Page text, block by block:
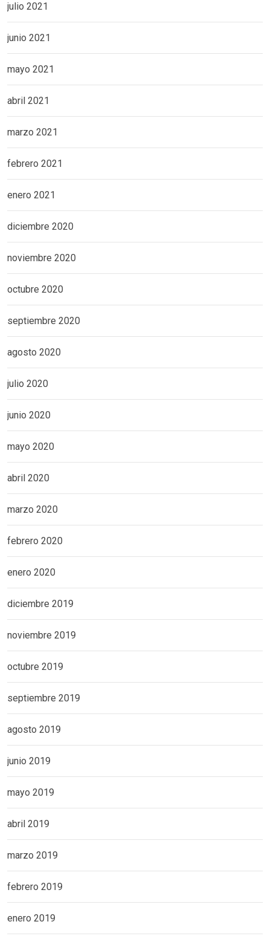
julio 2021
junio 2021
mayo 2021
abril 2021
marzo 2021
febrero 2021
enero 2021
diciembre 2020
noviembre 2020
octubre 2020
septiembre 2020
agosto 2020
julio 2020
junio 2020
mayo 2020
abril 2020
marzo 2020
febrero 2020
enero 2020
diciembre 2019
noviembre 2019
octubre 2019
septiembre 2019
agosto 2019
junio 2019
mayo 2019
abril 2019
marzo 2019
febrero 2019
enero 2019